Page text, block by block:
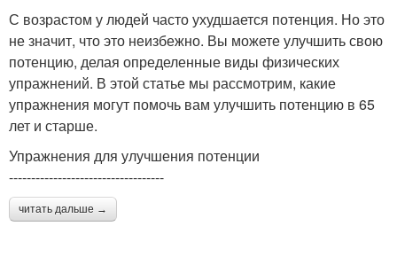
С возрастом у людей часто ухудшается потенция. Но это
не значит, что это неизбежно. Вы можете улучшить свою
потенцию, делая определенные виды физических
упражнений. В этой статье мы рассмотрим, какие
упражнения могут помочь вам улучшить потенцию в 65
лет и старше.
Упражнения для улучшения потенции
-----------------------------------
читать дальше →